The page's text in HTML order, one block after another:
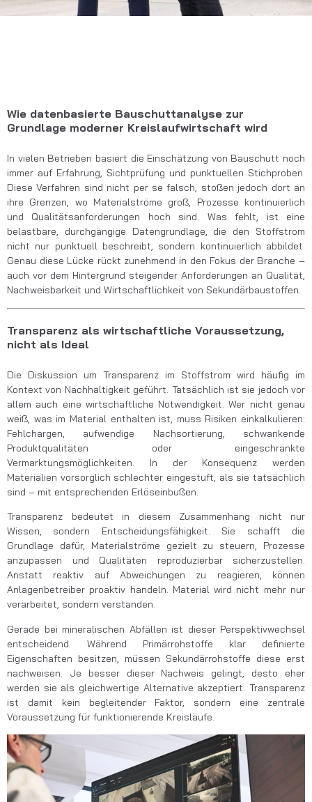
Wie datenbasierte Bauschuttanalyse zur
Grundlage moderner Kreislaufwirtschaft wird
In vielen Betrieben basiert die Einschätzung von Bauschutt noch
immer auf Erfahrung, Sichtprüfung und punktuellen Stichproben.
Diese Verfahren sind nicht per se falsch, stoßen jedoch dort an
ihre Grenzen, wo Materialströme groß, Prozesse kontinuierlich
und Qualitätsanforderungen hoch sind. Was fehlt, ist eine
belastbare, durchgängige Datengrundlage, die den Stoffstrom
nicht nur punktuell beschreibt, sondern kontinuierlich abbildet.
Genau diese Lücke rückt zunehmend in den Fokus der Branche –
auch vor dem Hintergrund steigender Anforderungen an Qualität,
Nachweisbarkeit und Wirtschaftlichkeit von Sekundärbaustoffen.
Transparenz als wirtschaftliche Voraussetzung,
nicht als Ideal
Die Diskussion um Transparenz im Stoffstrom wird häufig im
Kontext von Nachhaltigkeit geführt. Tatsächlich ist sie jedoch vor
allem auch eine wirtschaftliche Notwendigkeit. Wer nicht genau
weiß, was im Material enthalten ist, muss Risiken einkalkulieren:
Fehlchargen, aufwendige Nachsortierung, schwankende
Produktqualitäten oder eingeschränkte
Vermarktungsmöglichkeiten. In der Konsequenz werden
Materialien vorsorglich schlechter eingestuft, als sie tatsächlich
sind – mit entsprechenden Erlöseinbußen.
Transparenz bedeutet in diesem Zusammenhang nicht nur
Wissen, sondern Entscheidungsfähigkeit. Sie schafft die
Grundlage dafür, Materialströme gezielt zu steuern, Prozesse
anzupassen und Qualitäten reproduzierbar sicherzustellen.
Anstatt reaktiv auf Abweichungen zu reagieren, können
Anlagenbetreiber proaktiv handeln. Material wird nicht mehr nur
verarbeitet, sondern verstanden.
Gerade bei mineralischen Abfällen ist dieser Perspektivwechsel
entscheidend. Während Primärrohstoffe klar definierte
Eigenschaften besitzen, müssen Sekundärrohstoffe diese erst
nachweisen. Je besser dieser Nachweis gelingt, desto eher
werden sie als gleichwertige Alternative akzeptiert. Transparenz
ist damit kein begleitender Faktor, sondern eine zentrale
Voraussetzung für funktionierende Kreisläufe.